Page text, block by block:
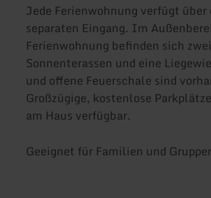
Jede Ferienwohnung verfügt über
separaten Eingang. Im
Ferienwohnung befinden sich zwei
Sonnenterassen und eine
und offene Feuerschale sind
Großzügige, kostenlose
am Haus verfügbar.
Geeignet für Familien und